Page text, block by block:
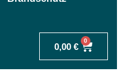
0,00 €
0